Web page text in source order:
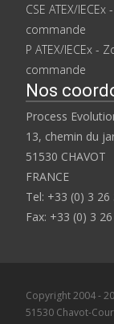
CSE ATEX/
commande
P ATEX/IECEx -
commande
Nos
Process
13, chemin du
51530 CHAVOT
FRANCE
Tel: +33 (0) 3 26
Fax: +33 (0) 3
Copyright 2004 -
51530 Chavot-